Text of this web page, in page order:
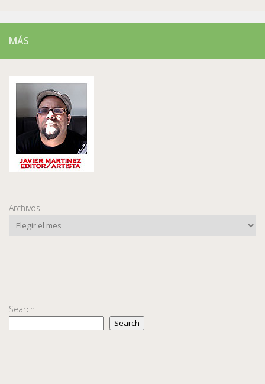
MÁS
Archivos
Search
Search